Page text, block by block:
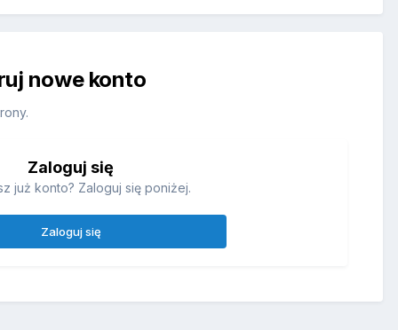
nowe konto
Zaloguj się
już konto? Zaloguj się poniżej.
Zaloguj się